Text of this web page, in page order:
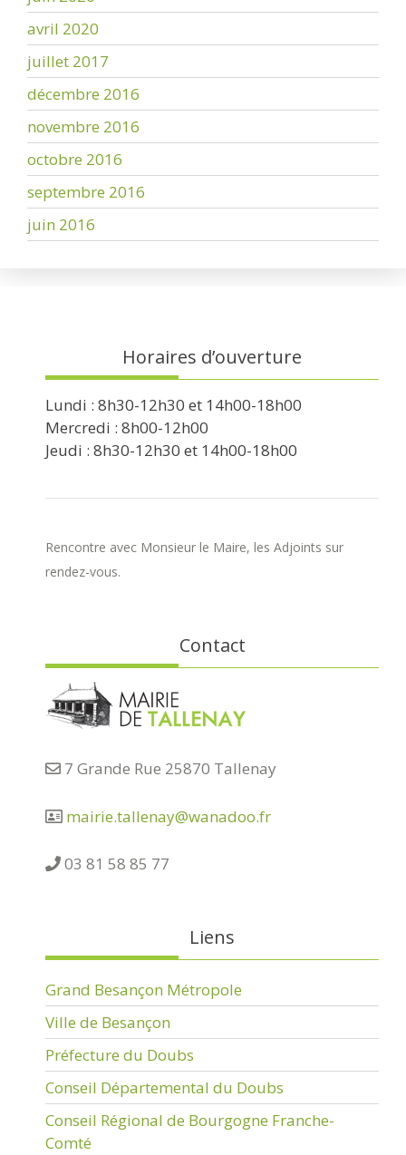
avril 2020
juillet 2017
décembre 2016
novembre 2016
octobre 2016
septembre 2016
juin 2016
Horaires d’ouverture
Lundi : 8h30-12h30 et 14h00-18h00
Mercredi : 8h00-12h00
Jeudi : 8h30-12h30 et 14h00-18h00
Rencontre avec Monsieur le Maire, les Adjoints sur
rendez-vous.
Contact
7 Grande Rue 25870 Tallenay
mairie.tallenay@wanadoo.fr
03 81 58 85 77
Liens
Grand Besançon Métropole
Ville de Besançon
Préfecture du Doubs
Conseil Départemental du Doubs
Conseil Régional de Bourgogne Franche-
Comté